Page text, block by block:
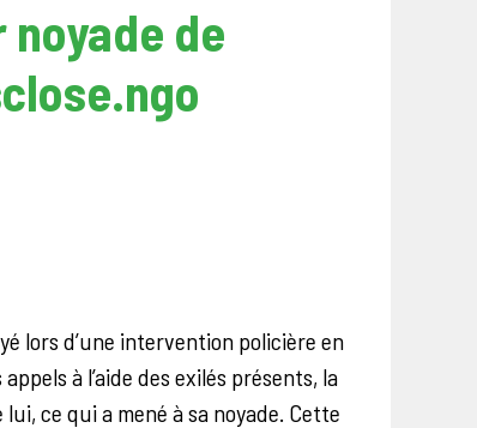
de
lors d’une intervention policière en
à l’aide des exilés présents, la
ce qui a mené à sa noyade. Cette